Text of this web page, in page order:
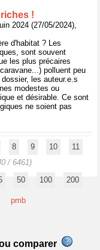
!
2024 (27/05/2024),
d'habitat ? Les
sont souvent
les plus précaires
polluent peu
les auteur.e.s
modestes ou
et désirable. Ce sont
ne soient pas
8 9 10
11
/ 6461)
50 100 200
pmb
comparer